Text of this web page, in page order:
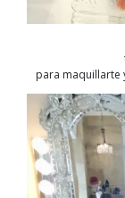
para maquillarte